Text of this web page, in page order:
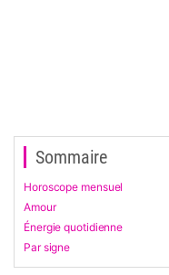
Sommaire
Horoscope mensuel
Amour
Énergie quotidienne
Par signe